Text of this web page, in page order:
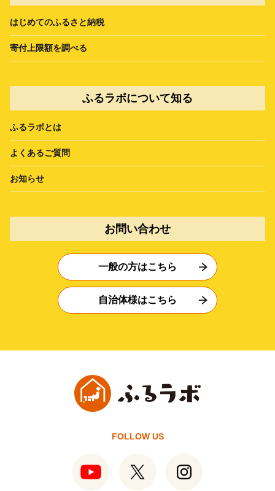
はじめてのふるさと納税
寄付上限額を調べる
ふるラボについて知る
ふるラボとは
よくあるご質問
お知らせ
お問い合わせ
一般の方はこちら
自治体様はこちら
FOLLOW US